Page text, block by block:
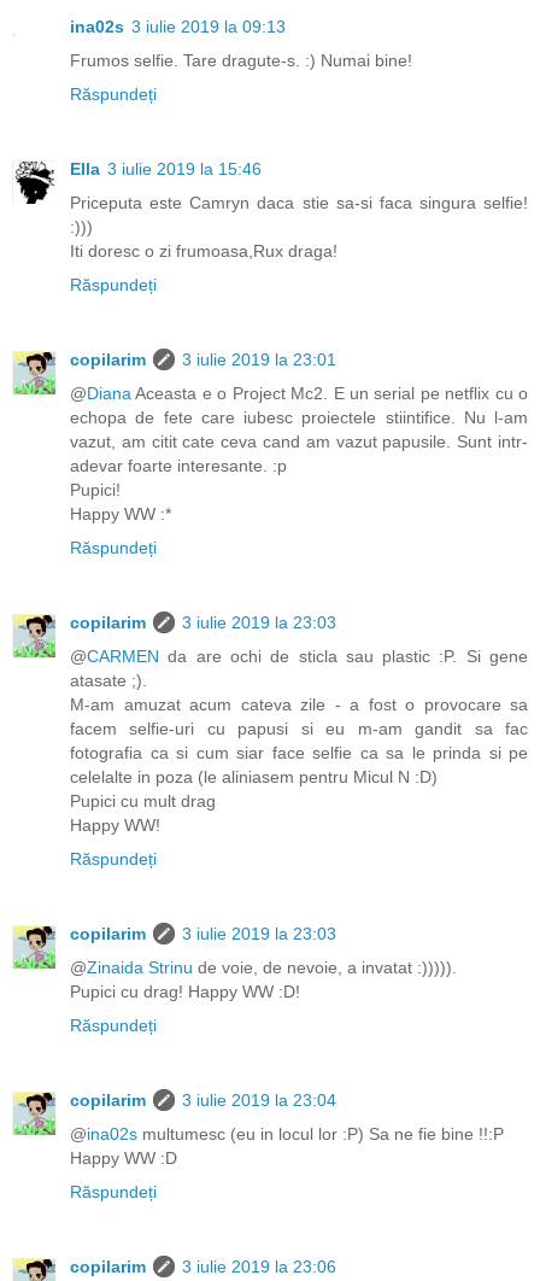
ina02s 3 iulie 2019 la 09:13
Frumos selfie. Tare dragute-s. :) Numai bine!
Răspundeți
Ella 3 iulie 2019 la 15:46
Priceputa este Camryn daca stie sa-si faca singura selfie!
:)))
Iti doresc o zi frumoasa,Rux draga!
Răspundeți
copilarim
3 iulie 2019 la 23:01
@Diana Aceasta e o Project Mc2. E un serial pe netflix cu o
echopa de fete care iubesc proiectele stiintifice. Nu l-am
vazut, am citit cate ceva cand am vazut papusile. Sunt intr-
adevar foarte interesante. :p
Pupici!
Happy WW :*
Răspundeți
copilarim
3 iulie 2019 la 23:03
@CARMEN da are ochi de sticla sau plastic :P. Si gene
atasate ;).
M-am amuzat acum cateva zile - a fost o provocare sa
facem selfie-uri cu papusi si eu m-am gandit sa fac
fotografia ca si cum siar face selfie ca sa le prinda si pe
celelalte in poza (le aliniasem pentru Micul N :D)
Pupici cu mult drag
Happy WW!
Răspundeți
copilarim
3 iulie 2019 la 23:03
@Zinaida Strinu de voie, de nevoie, a invatat :))))).
Pupici cu drag! Happy WW :D!
Răspundeți
copilarim
3 iulie 2019 la 23:04
@ina02s multumesc (eu in locul lor :P) Sa ne fie bine !!:P
Happy WW :D
Răspundeți
copilarim
3 iulie 2019 la 23:06